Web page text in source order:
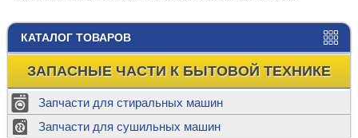
КАТАЛОГ ТОВАРОВ
ЗАПАСНЫЕ ЧАСТИ К БЫТОВОЙ ТЕХНИКЕ
Запчасти для стиральных машин
Запчасти для сушильных машин